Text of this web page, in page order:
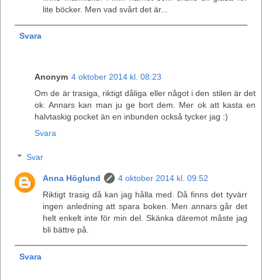
lite böcker. Men vad svårt det är...
Svara
Anonym 4 oktober 2014 kl. 08:23
Om de är trasiga, riktigt dåliga eller något i den stilen är det
ok. Annars kan man ju ge bort dem. Mer ok att kasta en
halvtaskig pocket än en inbunden också tycker jag :)
Svara
Svar
Anna Höglund
4 oktober 2014 kl. 09:52
Riktigt trasig då kan jag hålla med. Då finns det tyvärr
ingen anledning att spara boken. Men annars går det
helt enkelt inte för min del. Skänka däremot måste jag
bli bättre på.
Svara